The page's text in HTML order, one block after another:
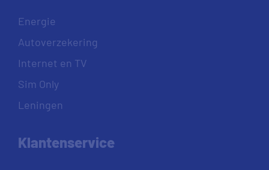
Energie
Autoverzekering
Internet en TV
Sim Only
Leningen
Klantenservice